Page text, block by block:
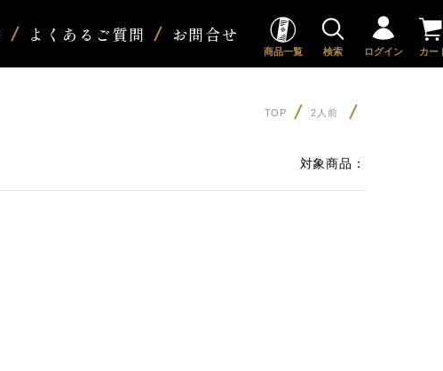
よくあるご質問 お問合せ
商品一覧 検索 ログイン カー
TOP 2人前
対象商品：